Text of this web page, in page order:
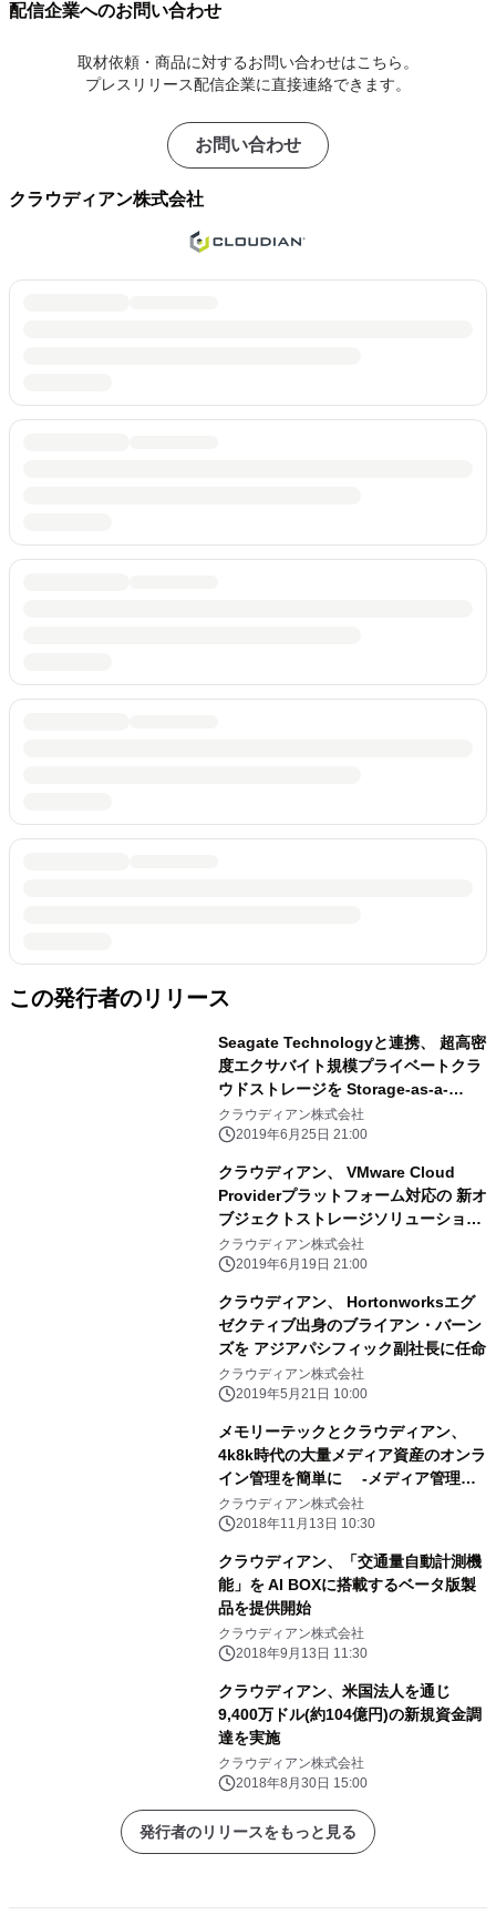
配信企業へのお問い合わせ
取材依頼・商品に対するお問い合わせはこちら。
プレスリリース配信企業に直接連絡できます。
お問い合わせ
クラウディアン株式会社
この発行者のリリース
Seagate Technologyと連携、 超高密
度エクサバイト規模プライベートクラ
ウドストレージを Storage-as-a-
Serviceより低コストで提供
クラウディアン株式会社
2019年6月25日 21:00
クラウディアン、 VMware Cloud
Providerプラットフォーム対応の 新オ
ブジェクトストレージソリューション
を発表
クラウディアン株式会社
2019年6月19日 21:00
クラウディアン、 Hortonworksエグ
ゼクティブ出身のブライアン・バーン
ズを アジアパシフィック副社長に任命
クラウディアン株式会社
2019年5月21日 10:00
メモリーテックとクラウディアン、
4k8k時代の大量メディア資産のオンラ
イン管理を簡単に -メディア管理シ
ステム「カレイダ アーク」と オブジ
ェクトストレージ製品「CLOUDIAN
クラウディアン株式会社
2018年11月13日 10:30
クラウディアン、「交通量自動計測機
能」を AI BOXに搭載するベータ版製
品を提供開始
クラウディアン株式会社
2018年9月13日 11:30
クラウディアン、米国法人を通じ
9,400万ドル(約104億円)の新規資金調
達を実施
クラウディアン株式会社
2018年8月30日 15:00
発行者のリリースをもっと見る